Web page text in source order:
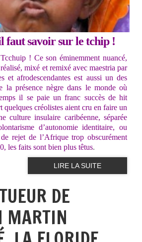
faut savoir sur le tchip !
! Ce son éminemment nuancé,
mixé et remixé avec maestria par
et afrodescendantes est aussi un des
la présence nègre dans le monde où
il se paie un franc succès de hit
quelques créolistes aient cru en faire un
culture insulaire caribéenne, séparée
d’autonomie identitaire, ou
rejet de l’Afrique trop obscurément
les faits sont bien plus têtus.
LIRE LA SUITE
DE
MARTIN